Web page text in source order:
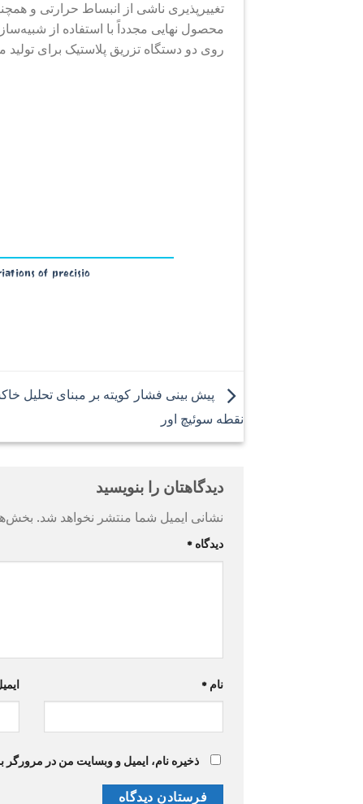
تغییرپذیری ناشی از انبساط حرارتی و
روی دو دستگاه تزریق پلاستیک برای تولید
of precisio
پیش بینی فشار کویته بر مبنای تحلیل
نقطه سوئیچ اور
دیدگاهتان را بنویسید
نشانی ایمیل شما منتشر نخواهد شد.
دیدگاه*
نام*
ذخیره نام، ایمیل و وبسایت من در